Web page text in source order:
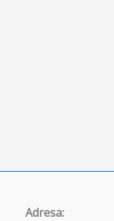
Adresa: